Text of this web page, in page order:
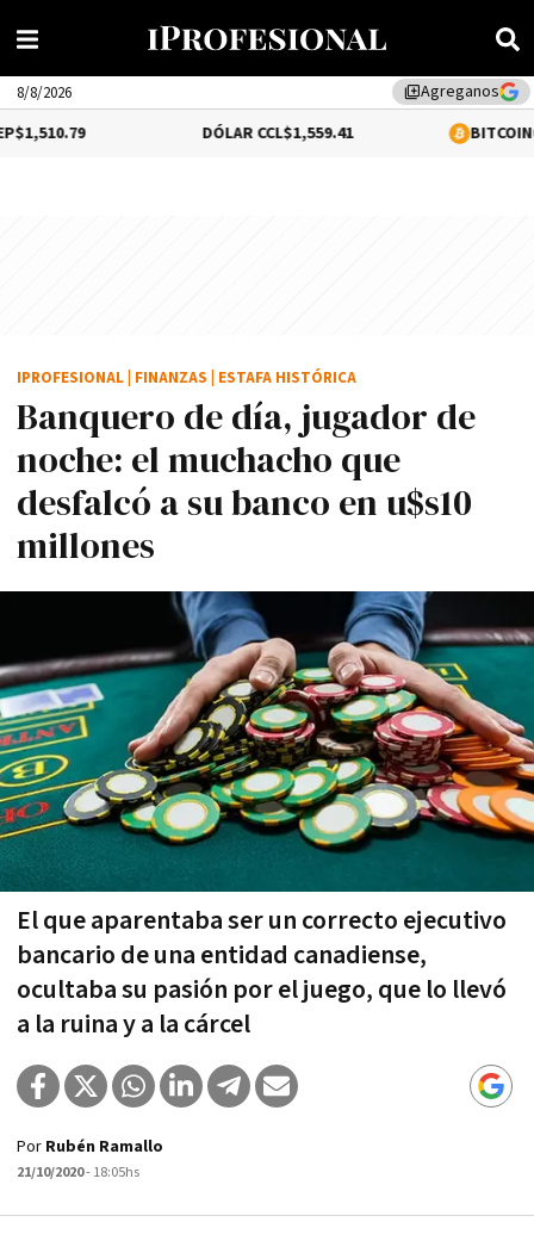
library_addAgreganos
8/8/2026
$1,559.41 0.16%
Banquero de día, jugador de
noche: el muchacho que
desfalcó a su banco en u$s10
millones
El que aparentaba ser un correcto ejecutivo
bancario de una entidad canadiense,
ocultaba su pasión por el juego, que lo llevó
a la ruina y a la cárcel
IPROFESIONAL FINANZAS ESTAFA HISTÓRICA
Por Rubén Ramallo
21/10/2020- 18:05hs